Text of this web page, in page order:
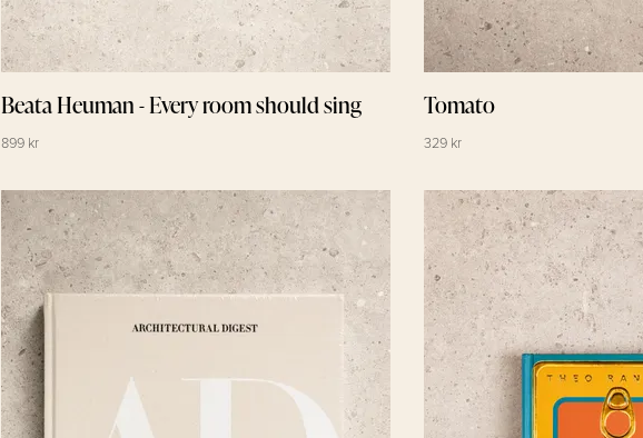
Beata Heuman - Every room should sing
899 kr
Tomato
329 kr